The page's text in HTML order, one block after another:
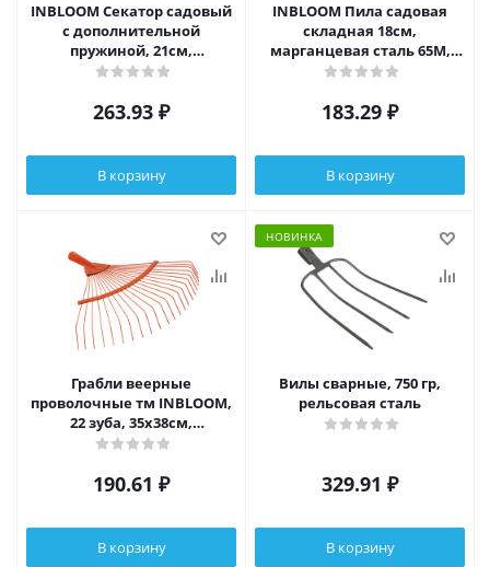
INBLOOM Секатор садовый
с дополнительной
пружиной, 21см,
марганцевая сталь 65М
263.93 ₽
В корзину
INBLOOM Пила садовая
складная 18см,
марганцевая сталь 65М,
пластик
183.29 ₽
В корзину
Грабли веерные
проволочные тм INBLOOM,
22 зуба, 35х38см,
окрашенная сталь
190.61 ₽
В корзину
НОВИНКА
Вилы сварные, 750 гр,
рельсовая сталь
329.91 ₽
В корзину